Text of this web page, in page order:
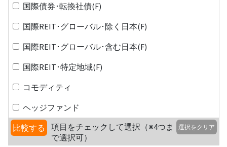
国際債券･転換社債(F)
国際REIT･グローバル･除く日本(F)
国際REIT･グローバル･含む日本(F)
国際REIT･特定地域(F)
コモディティ
ヘッジファンド
比較する
項目をチェックして選択（※4つま
で選択可）
選択をクリア